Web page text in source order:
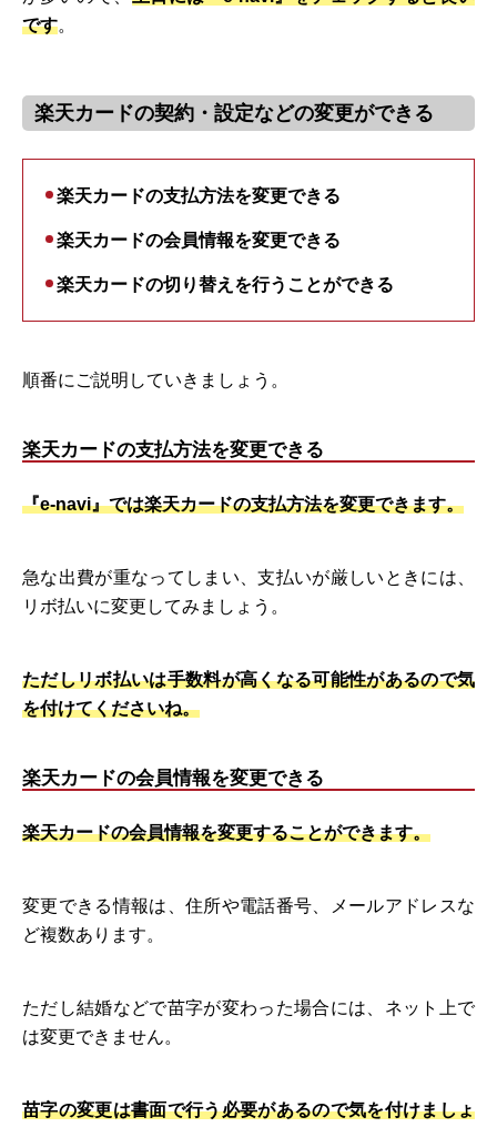
です。
楽天カードの契約・設定などの変更ができる
楽天カードの支払方法を変更できる
楽天カードの会員情報を変更できる
楽天カードの切り替えを行うことができる
順番にご説明していきましょう。
楽天カードの支払方法を変更できる
『e-navi』では楽天カードの支払方法を変更できます。
急な出費が重なってしまい、支払いが厳しいときには、
リボ払いに変更してみましょう。
ただしリボ払いは手数料が高くなる可能性があるので気
を付けてくださいね。
楽天カードの会員情報を変更できる
楽天カードの会員情報を変更することができます。
変更できる情報は、住所や電話番号、メールアドレスな
ど複数あります。
ただし結婚などで苗字が変わった場合には、ネット上で
は変更できません。
苗字の変更は書面で行う必要があるので気を付けましょ